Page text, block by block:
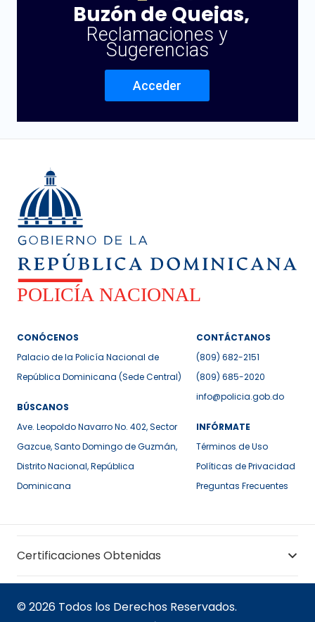
Buzón de Quejas,
Reclamaciones y
Sugerencias
Acceder
CONÓCENOS
Palacio de la Policía Nacional de
República Dominicana (Sede Central)
BÚSCANOS
Ave. Leopoldo Navarro No. 402, Sector
Gazcue, Santo Domingo de Guzmán,
Distrito Nacional, República
Dominicana
CONTÁCTANOS
(809) 682-2151
(809) 685-2020
info@policia.gob.do
INFÓRMATE
Términos de Uso
Políticas de Privacidad
Preguntas Frecuentes
Certificaciones Obtenidas
© 2026 Todos los Derechos Reservados.